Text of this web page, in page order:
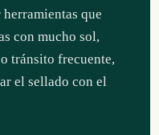
que
con mucho sol,
tránsito frecuente,
el sellado con el